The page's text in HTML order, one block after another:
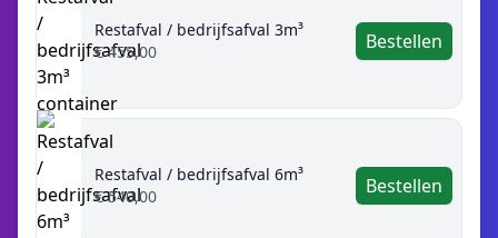
Restafval / bedrijfsafval 3m³
€ 455,00
Bestellen
Restafval / bedrijfsafval 6m³
€ 540,00
Bestellen